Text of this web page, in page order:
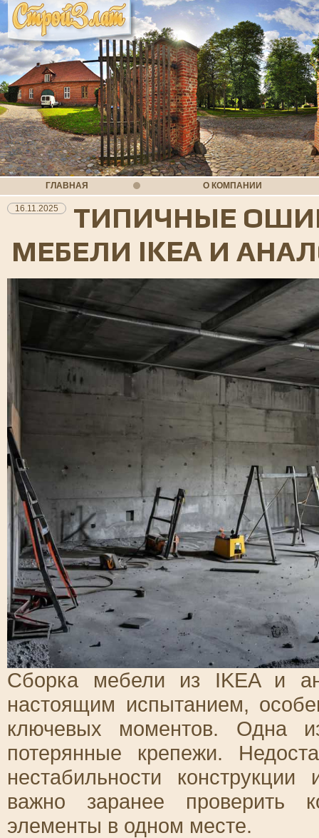
ГЛАВНАЯ О КОМПАНИИ
16.11.2025
ТИПИЧНЫЕ
МЕБЕЛИ IKEA И
Сборка мебели из IKEA и
настоящим испытанием,
ключевых моментов. Одна
потерянные крепежи.
нестабильности
важно заранее проверить
элементы в одном месте.